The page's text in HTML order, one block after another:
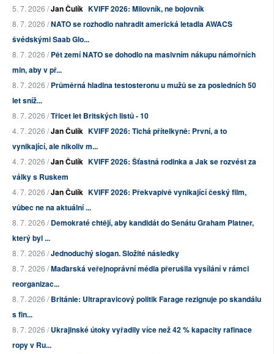
5. 7. 2026 /Jan Čulík KVIFF 2026: Milovník, ne bojovník
8. 7. 2026 /NATO se rozhodlo nahradit americká letadla AWACS
švédskými Saab Glo...
8. 7. 2026 /Pět zemí NATO se dohodlo na masivním nákupu námořních
min, aby v př...
8. 7. 2026 /Průměrná hladina testosteronu u mužů se za posledních 50
let sníž...
8. 7. 2026 /Třicet let Britských listů - 10
4. 7. 2026 /Jan Čulík KVIFF 2026: Tichá přítelkyně: První, a to
vynikající, ale nikoliv m...
4. 7. 2026 /Jan Čulík KVIFF 2026: Šťastná rodinka a Jak se rozvést za
války s Ruskem
4. 7. 2026 /Jan Čulík KVIFF 2026: Překvapivě vynikající český film,
vůbec ne na aktuální ...
8. 7. 2026 /Demokraté chtějí, aby kandidát do Senátu Graham Platner,
který byl ...
8. 7. 2026 /Jednoduchý slogan. Složité následky
8. 7. 2026 /Maďarská veřejnoprávní média přerušila vysílání v rámci
reorganizac...
8. 7. 2026 /Británie: Ultrapravicový politik Farage rezignuje po skandálu
s fin...
8. 7. 2026 /Ukrajinské útoky vyřadily více než 42 % kapacity rafinace
ropy v Ru...